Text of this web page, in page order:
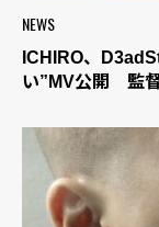
NEWS
ICHIRO、
い”MV公開 監